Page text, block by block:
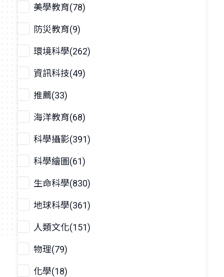
美學教育(78)
防災教育(9)
環境科學(262)
資訊科技(49)
推薦(33)
海洋教育(68)
科學攝影(391)
科學繪圖(61)
生命科學(830)
地球科學(361)
人類文化(151)
物理(79)
化學(18)